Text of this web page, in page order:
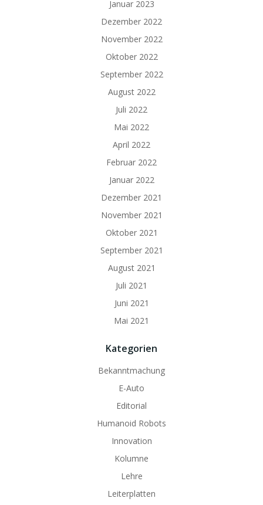
Januar 2023
Dezember 2022
November 2022
Oktober 2022
September 2022
August 2022
Juli 2022
Mai 2022
April 2022
Februar 2022
Januar 2022
Dezember 2021
November 2021
Oktober 2021
September 2021
August 2021
Juli 2021
Juni 2021
Mai 2021
Kategorien
Bekanntmachung
E-Auto
Editorial
Humanoid Robots
Innovation
Kolumne
Lehre
Leiterplatten